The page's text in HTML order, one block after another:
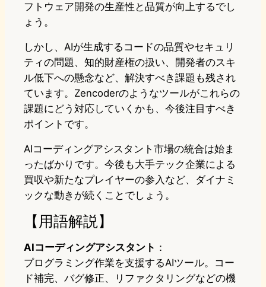
フトウェア開発の生産性と品質が向上するでし
ょう。
しかし、AIが生成するコードの品質やセキュリ
ティの問題、知的財産権の扱い、開発者のスキ
ル低下への懸念など、解決すべき課題も残され
ています。Zencoderのようなツールがこれらの
課題にどう対応していくかも、今後注目すべき
ポイントです。
AIコーディングアシスタント市場の統合は始ま
ったばかりです。今後も大手テック企業による
買収や新たなプレイヤーの参入など、ダイナミ
ックな動きが続くことでしょう。
【用語解説】
AIコーディングアシスタント ：
プログラミング作業を支援するAIツール。コー
ド補完、バグ修正、リファクタリングなどの機